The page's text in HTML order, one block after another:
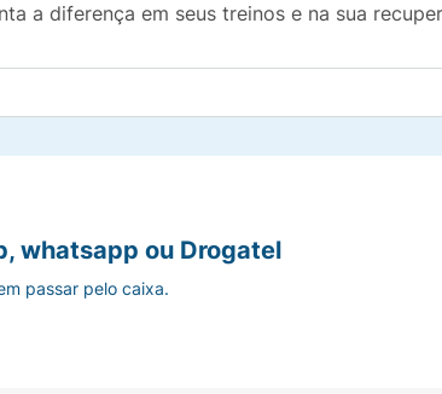
a diferença em seus treinos e na sua
whatsapp ou Drogatel
passar pelo caixa.